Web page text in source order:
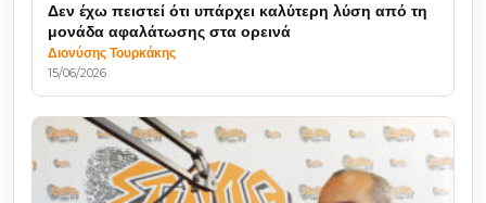
Δεν έχω πειστεί ότι υπάρχει καλύτερη λύση από τη
μονάδα αφαλάτωσης στα ορεινά
Διονύσης Τουρκάκης
15/06/2026